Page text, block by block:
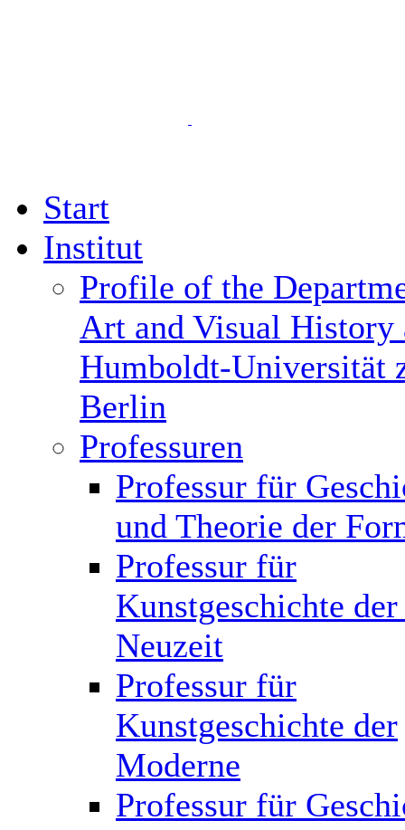
Start
Institut
Profile of the
Art and Visual History
Humboldt-Universität
Berlin
Professuren
Professur für
und Theorie der
Professur für
Kunstgeschichte
Neuzeit
Professur für
Kunstgeschichte der
Moderne
Professur für